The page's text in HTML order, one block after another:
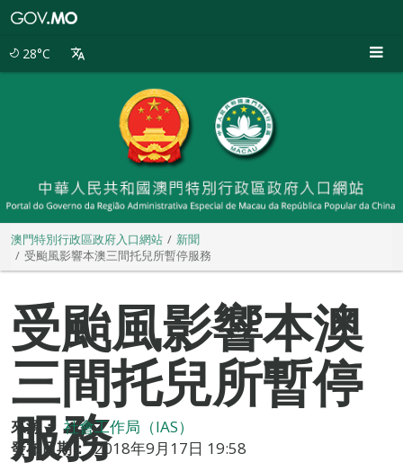
28°C
澳門特別行政區政府入口網站
新聞
受颱風影響本澳三間托兒所暫停服務
受颱風影響本澳
三間托兒所暫停
服務
來源： 社會工作局（IAS）
發布日期： 2018年9月17日 19:58